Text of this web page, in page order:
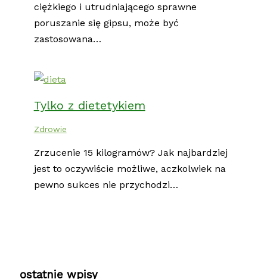
ciężkiego i utrudniającego sprawne
poruszanie się gipsu, może być
zastosowana…
Tylko z dietetykiem
Zdrowie
Zrzucenie 15 kilogramów? Jak najbardziej
jest to oczywiście możliwe, aczkolwiek na
pewno sukces nie przychodzi…
ostatnie wpisy